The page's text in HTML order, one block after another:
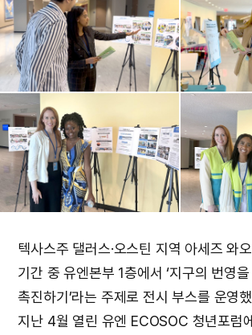
텍사스주 댈러스·오스틴 지역 아세즈 와
기간 중 유엔본부 1층에서 ‘지구의 번영
촉진하기’라는 주제로 전시 부스를 운영
지난 4월 열린 유엔 ECOSOC 청년포럼